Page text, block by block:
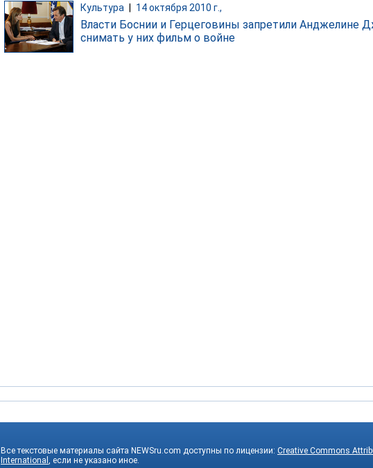
Культура 14 октября 2010 г.,
Власти Боснии и Герцеговины запретили Анджелине
снимать у них фильм о войне
Все текстовые материалы сайта NEWSru.com доступны по лицензии: Creative Commons
International
, если не указано иное.